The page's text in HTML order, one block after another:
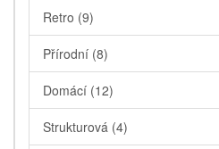
Retro (9)
Přírodní (8)
Domácí (12)
Strukturová (4)